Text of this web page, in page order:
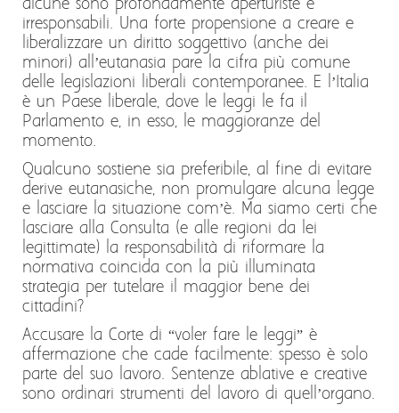
alcune sono profondamente aperturiste e
irresponsabili. Una forte propensione a creare e
liberalizzare un diritto soggettivo (anche dei
minori) all’eutanasia pare la cifra più comune
delle legislazioni liberali contemporanee. E l’Italia
è un Paese liberale, dove le leggi le fa il
Parlamento e, in esso, le maggioranze del
momento.
Qualcuno sostiene sia preferibile, al fine di evitare
derive eutanasiche, non promulgare alcuna legge
e lasciare la situazione com’è. Ma siamo certi che
lasciare alla Consulta (e alle regioni da lei
legittimate) la responsabilità di riformare la
normativa coincida con la più illuminata
strategia per tutelare il maggior bene dei
cittadini?
Accusare la Corte di “voler fare le leggi” è
affermazione che cade facilmente: spesso è solo
parte del suo lavoro. Sentenze ablative e creative
sono ordinari strumenti del lavoro di quell’organo.